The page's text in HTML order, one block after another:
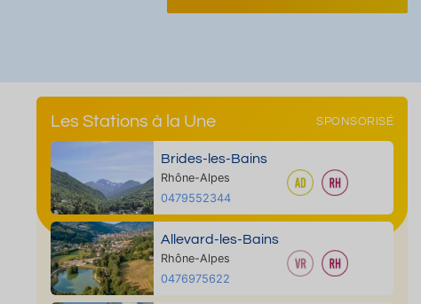
Les Stations à la Une SPONSORISÉ
Brides-les-Bains
Rhône-Alpes
0479552344
Allevard-les-Bains
Rhône-Alpes
0476975622